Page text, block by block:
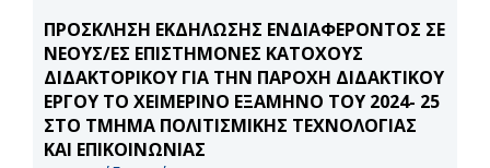
ΠΡΟΣΚΛΗΣΗ ΕΚΔΗΛΩΣΗΣ ΕΝΔΙΑΦΕΡΟΝΤΟΣ ΣΕ
ΝΕΟΥΣ/ΕΣ ΕΠΙΣΤΗΜΟΝΕΣ ΚΑΤΟΧΟΥΣ
ΔΙΔΑΚΤΟΡΙΚΟΥ ΓΙΑ ΤΗΝ ΠΑΡΟΧΗ ΔΙΔΑΚΤΙΚΟΥ
ΕΡΓΟΥ ΤΟ ΧΕΙΜΕΡΙΝΟ ΕΞΑΜΗΝΟ ΤΟΥ 2024- 25
ΣΤΟ ΤΜΗΜΑ ΠΟΛΙΤΙΣΜΙΚΗΣ ΤΕΧΝΟΛΟΓΙΑΣ
ΚΑΙ ΕΠΙΚΟΙΝΩΝΙΑΣ